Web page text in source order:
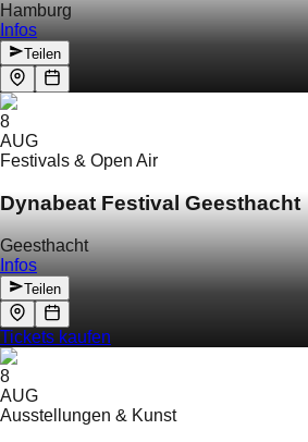
Hamburg
Infos
Teilen
8
AUG
Festivals & Open Air
Dynabeat Festival Geesthacht
Geesthacht
Infos
Teilen
Tickets kaufen
8
AUG
Ausstellungen & Kunst